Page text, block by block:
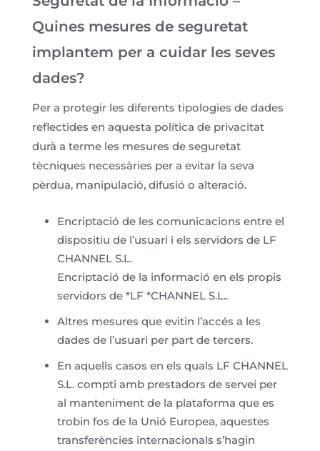
Quines mesures de seguretat
implantem per a cuidar les seves
dades?
Per a protegir les diferents tipologies de dades
reflectides en aquesta política de privacitat
durà a terme les mesures de seguretat
tècniques necessàries per a evitar la seva
pèrdua, manipulació, difusió o alteració.
Encriptació de les comunicacions entre el
dispositiu de l’usuari i els servidors de LF
CHANNEL S.L.
Encriptació de la informació en els propis
servidors de *LF *CHANNEL S.L..
Altres mesures que evitin l’accés a les
dades de l’usuari per part de tercers.
En aquells casos en els quals LF CHANNEL
S.L. compti amb prestadors de servei per
al manteniment de la plataforma que es
trobin fos de la Unió Europea, aquestes
transferències internacionals s’hagin